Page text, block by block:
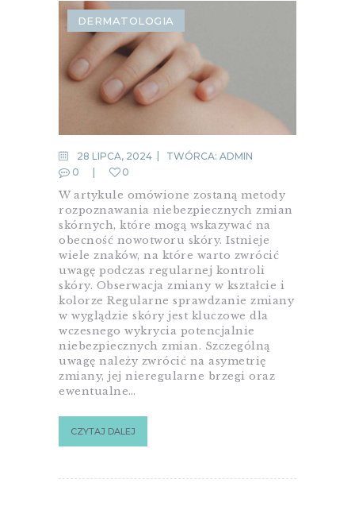
DERMATOLOGIA
28 LIPCA, 2024 TWÓRCA: ADMIN
0
0
W artykule omówione zostaną metody
rozpoznawania niebezpiecznych zmian
skórnych, które mogą wskazywać na
obecność nowotworu skóry. Istnieje
wiele znaków, na które warto zwrócić
uwagę podczas regularnej kontroli
skóry. Obserwacja zmiany w kształcie i
kolorze Regularne sprawdzanie zmiany
w wyglądzie skóry jest kluczowe dla
wczesnego wykrycia potencjalnie
niebezpiecznych zmian. Szczególną
uwagę należy zwrócić na asymetrię
zmiany, jej nieregularne brzegi oraz
ewentualne…
CZYTAJ DALEJ